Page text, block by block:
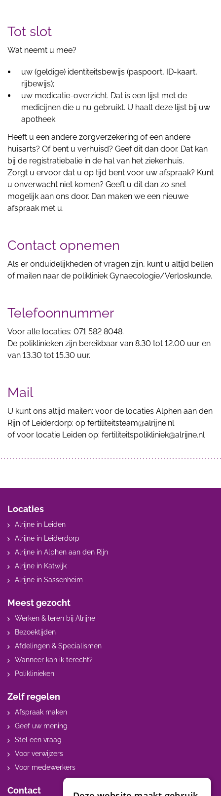
Tot slot
Wat neemt u mee?
uw (geldige) identiteitsbewijs (paspoort, ID-kaart,
rijbewijs);
uw medicatie-overzicht. Dat is een lijst met de
medicijnen die u nu gebruikt. U haalt deze lijst bij uw
apotheek.
Heeft u een andere zorgverzekering of een andere
huisarts? Of bent u verhuisd? Geef dit dan door. Dat kan
bij de registratiebalie in de hal van het ziekenhuis.
Zorgt u ervoor dat u op tijd bent voor uw afspraak? Kunt
u onverwacht niet komen? Geeft u dit dan zo snel
mogelijk aan ons door. Dan maken we een nieuwe
afspraak met u.
Contact opnemen
Als er onduidelijkheden of vragen zijn, kunt u altijd bellen
of mailen naar de polikliniek Gynaecologie/Verloskunde.
Telefoonnummer
Voor alle locaties: 071 582 8048.
De poliklinieken zijn bereikbaar van 8.30 tot 12.00 uur en
van 13.30 tot 15.30 uur.
Mail
U kunt ons altijd mailen: voor de locaties Alphen aan den
Rijn of Leiderdorp: op fertiliteitsteam@alrijne.nl
of voor locatie Leiden op: fertiliteitspolikliniek@alrijne.nl
Locaties
Alrijne in Leiden
Alrijne in Leiderdorp
Alrijne in Alphen aan den Rijn
Alrijne in Katwijk
Alrijne in Sassenheim
Meest gezocht
Werken & leren bij Alrijne
Bezoektijden
Afdelingen & Specialismen
Wanneer kan ik terecht?
Poliklinieken
Zelf regelen
Afspraak maken
Geef uw mening
Stel een vraag
Voor verwijzers
Voor medewerkers
Contact